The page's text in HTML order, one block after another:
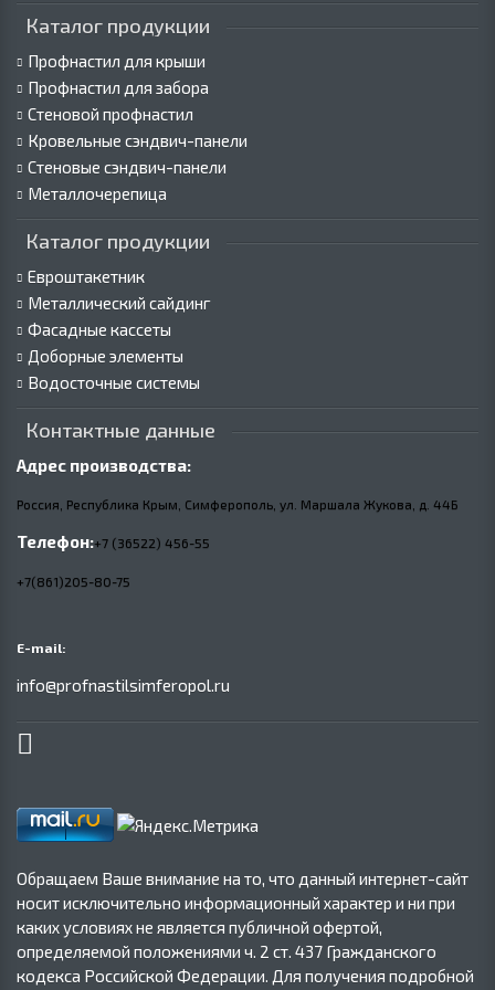
Каталог продукции
Профнастил для крыши
Профнастил для забора
Стеновой профнастил
Кровельные сэндвич-панели
Стеновые сэндвич-панели
Металлочерепица
Каталог продукции
Евроштакетник
Металлический сайдинг
Фасадные кассеты
Доборные элементы
Водосточные системы
Контактные данные
Адрес производства:
Россия, Республика Крым, Симферополь, ул. Маршала Жукова, д. 44Б
Телефон:+7 (36522) 456-55
+7(861)205-80-75
E-mail:
info@profnastilsimferopol.ru
Обращаем Ваше внимание на то, что данный интернет-сайт
носит исключительно информационный характер и ни при
каких условиях не является публичной офертой,
определяемой положениями ч. 2 ст. 437 Гражданского
кодекса Российской Федерации. Для получения подробной